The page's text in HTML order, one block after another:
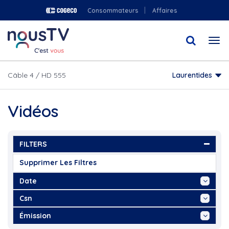
au
contenu
principal
Consommateurs Affaires
Câble 4 / HD 555 Laurentides
Vidéos
FILTERS
Supprimer Les Filtres
Date
Aujourd'hui
Cette Semaine
Ce Mois
Csn
180°
2021
Émission